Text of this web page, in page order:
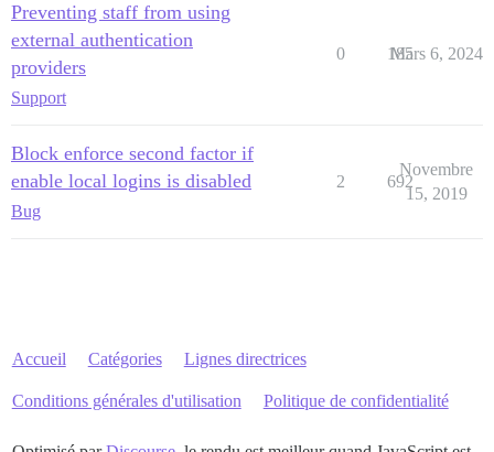
Preventing staff from using
external authentication
providers
Support
0 185
Mars 6, 2024
Block enforce second factor if
enable local logins is disabled
Bug
2 692
Novembre
15, 2019
Accueil Catégories Lignes directrices
Conditions générales d'utilisation Politique de confidentialité